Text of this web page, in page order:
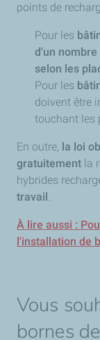
points de
Pour les
d'un
selon les
Pour les
doivent être
touchant les
En outre, la loi
gratuitement la
hybrides
travail .
À lire aussi :
l'installation de
Vous
bornes